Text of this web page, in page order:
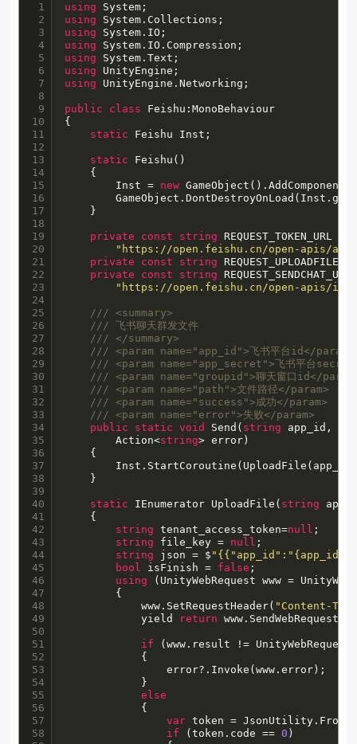
1
2
3
4
5
6
7
8
9
10
11
12
13
14
15
16
17
18
19
20
21
22
23
24
25
26
27
28
29
30
31
32
33
34
35
36
37
38
39
40
41
42
43
44
45
46
47
48
49
50
51
52
53
54
55
56
57
58
using
using
using
using
using
using
using UnityEngine.Networking;
public class Feishu:MonoBehaviour
{
static Feishu Inst;
static Feishu()
    {
        Inst =
new
    }
private const string REQUEST_TOKEN_URL =
"https://open.feishu.cn/open-apis/
private
const string
private
const string
"https://open.feishu.cn/open-apis/im/
/// <summary>
/// 飞书聊天群发文件
/// </summary>
/// <param name="app_id">飞书平台id</param>
/// <param name="app_secret">飞书平台
/// <param name="groupid">聊天窗口id</
/// <param name="path">文件路径</param>
/// <param name="success">成功</param>
/// <param name="error">失败</param>
public
static void Send( string app_id,
        Action<
string> error)
    {
    }
static IEnumerator UploadFile( string
    {
string tenant_access_token=null ;
string file_key = null ;
string json = $
bool isFinish = false ;
using (UnityWebRequest www =
        {
            www.SetRequestHeader(
"Content-
            yield
return
if (www.result !=
            {
                error?.Invoke(www.error);
            }
else
            {
var token =
if (token.code == 0 )